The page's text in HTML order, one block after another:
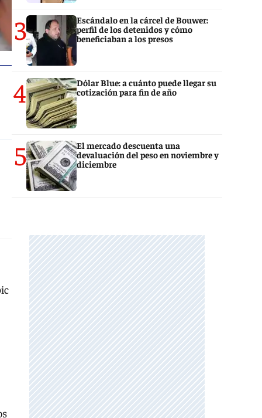
3
Escándalo en la cárcel de Bouwer:
perfil de los detenidos y cómo
beneficiaban a los presos
4
Dólar Blue: a cuánto puede llegar su
cotización para fin de año
5
El mercado descuenta una
devaluación del peso en noviembre y
diciembre